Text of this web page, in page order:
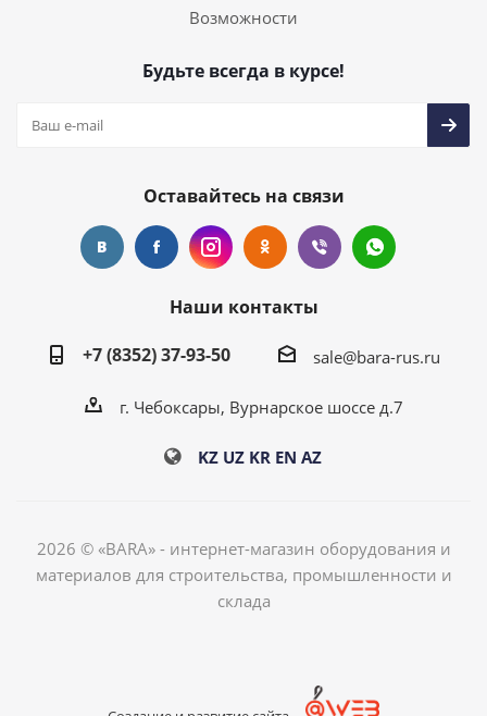
Возможности
Будьте всегда в курсе!
Оставайтесь на связи
Наши контакты
+7 (8352) 37-93-50
sale@bara-rus.ru
г. Чебоксары, Вурнарское шоссе д.7
KZ UZ KR EN AZ
2026 © «BARA» - интернет-магазин оборудования и
материалов для строительства, промышленности и
склада